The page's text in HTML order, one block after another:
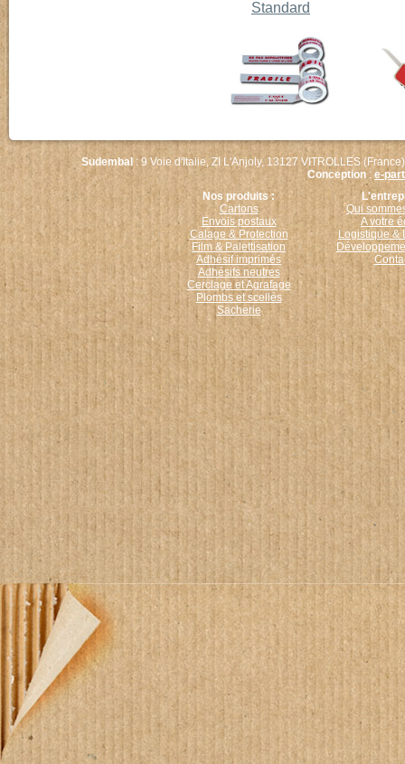
Standard
Sudembal : 9 Voie d'Italie, ZI L'Anjoly, 13127 VITROLLES
Conception : e-
Nos produits :
Cartons
Envois postaux
Calage & Protection
Film & Palettisation
Adhésif imprimés
Adhésifs neutres
Cerclage et Agrafage
Plombs et scellés
Sacherie
Qui
A votre
Logistique &